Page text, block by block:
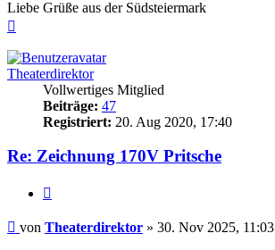
Liebe Grüße aus der Südsteiermark
Theaterdirektor
Vollwertiges Mitglied
Beiträge: 47
Registriert: 20. Aug 2020, 17:40
Re: Zeichnung 170V Pritsche
Beitrag
von Theaterdirektor » 30. Nov 2025, 11:03